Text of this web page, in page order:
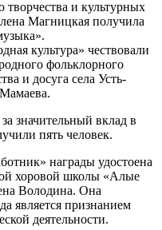
творчества и культурных
Магницкая получила
культура» чествовали
фольклорного
и досуга села Усть-
значительный вклад в
пять человек.
награды удостоена
хоровой школы «Алые
Володина. Она
является признанием
деятельности.